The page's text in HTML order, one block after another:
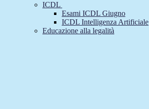
ICDL
Esami ICDL Giugno
ICDL Intelligenza Artificiale
Educazione alla legalità